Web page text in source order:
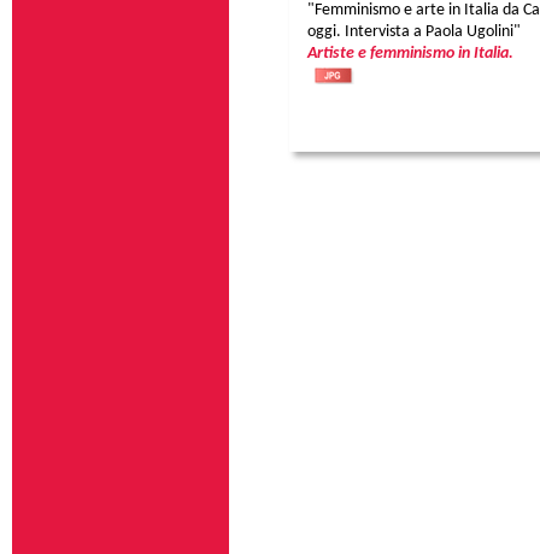
"Femminismo e arte in Italia da
oggi. Intervista a Paola Ugolini"
Artiste e femminismo in Italia.
Pagine